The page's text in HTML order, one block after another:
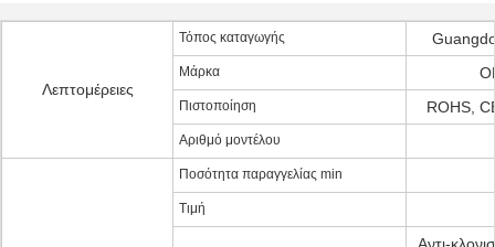
Λεπτομέρειες
Τόπος καταγωγής
Μάρκα
Πιστοποίηση ROHS,
Αριθμό μοντέλου
Ποσότητα παραγγελίας min
Τιμή